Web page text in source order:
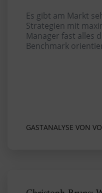
Es gibt am Markt
Strategien mit
Manager fast alles
Benchmark
GASTANALYSE VON